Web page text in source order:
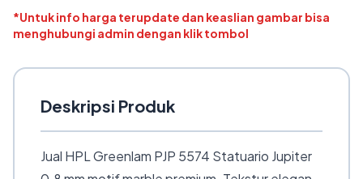
*Untuk info harga terupdate dan keaslian gambar bisa
menghubungi admin dengan klik tombol
Deskripsi Produk
Jual HPL Greenlam PJP 5574 Statuario Jupiter